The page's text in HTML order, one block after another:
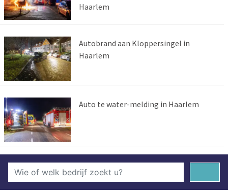
Haarlem
Autobrand aan Kloppersingel in
Haarlem
Auto te water-melding in Haarlem